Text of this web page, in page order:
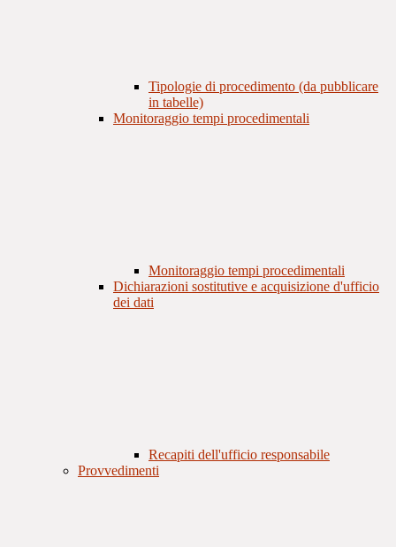
Tipologie di procedimento (da pubblicare
in tabelle)
Monitoraggio tempi procedimentali
Monitoraggio tempi procedimentali
Dichiarazioni sostitutive e acquisizione d'ufficio
dei dati
Recapiti dell'ufficio responsabile
Provvedimenti